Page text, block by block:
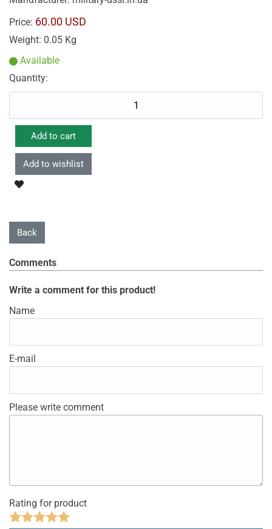
Price: 60.00 USD
Weight: 0.05 Kg
Available
Quantity:
Comments
Write a comment for this product!
Name
E-mail
Please write comment
Rating for product